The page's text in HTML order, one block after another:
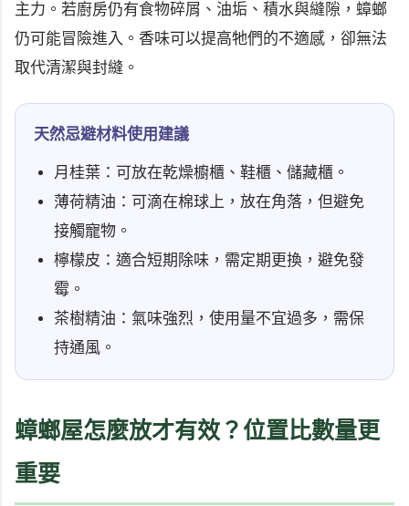
主力。若廚房仍有食物碎屑、油垢、積水與縫隙，蟑螂
仍可能冒險進入。香味可以提高牠們的不適感，卻無法
取代清潔與封縫。
天然忌避材料使用建議
月桂葉：可放在乾燥櫥櫃、鞋櫃、儲藏櫃。
薄荷精油：可滴在棉球上，放在角落，但避免
接觸寵物。
檸檬皮：適合短期除味，需定期更換，避免發
霉。
茶樹精油：氣味強烈，使用量不宜過多，需保
持通風。
蟑螂屋怎麼放才有效？位置比數量更
重要